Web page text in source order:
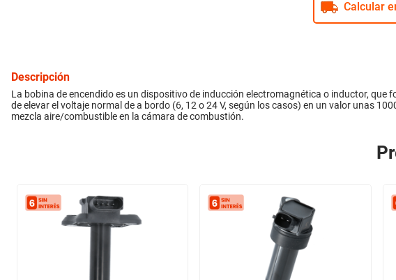
Calcular
Descripción
La bobina de encendido es un dispositivo de inducción electromagnética o inductor,
de elevar el voltaje normal de a bordo (6, 12 o 24 V, según los casos) en un valor unas
mezcla aire/combustible en la cámara de combustión.